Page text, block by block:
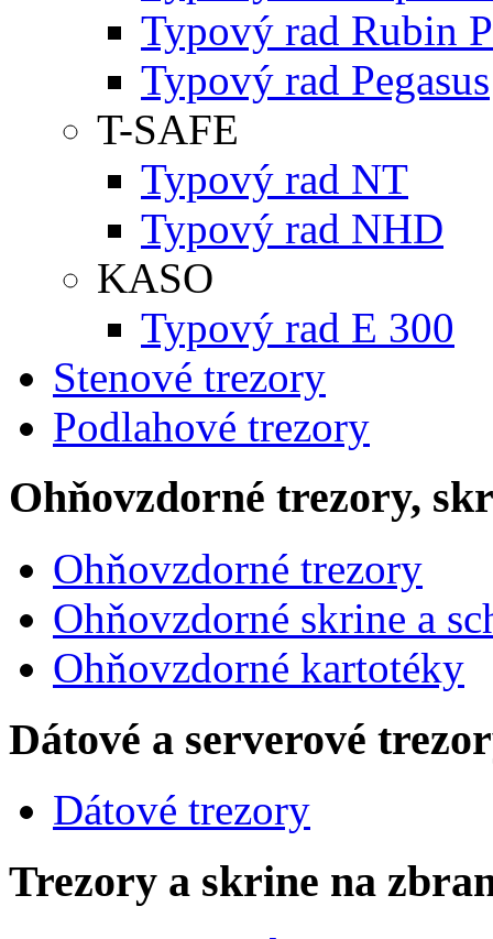
Typový rad Rubin
Typový rad Pegasus
T-SAFE
Typový rad NT
Typový rad NHD
KASO
Typový rad E 300
Stenové trezory
Podlahové trezory
Ohňovzdorné trezory,
Ohňovzdorné trezory
Ohňovzdorné skrine a
Ohňovzdorné kartotéky
Dátové a serverové
Dátové trezory
Trezory a skrine na